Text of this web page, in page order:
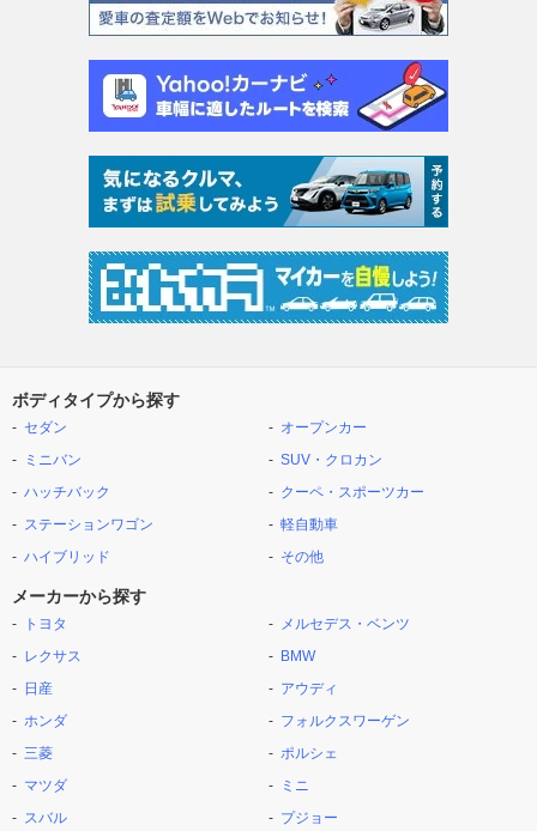
ボディタイプから探す
セダン
ミニバン
ハッチバック
ステーションワゴン
ハイブリッド
オープンカー
SUV・クロカン
クーペ・スポーツカー
軽自動車
その他
メーカーから探す
トヨタ
レクサス
日産
ホンダ
三菱
マツダ
スバル
メルセデス・ベンツ
BMW
アウディ
フォルクスワーゲン
ポルシェ
ミニ
プジョー